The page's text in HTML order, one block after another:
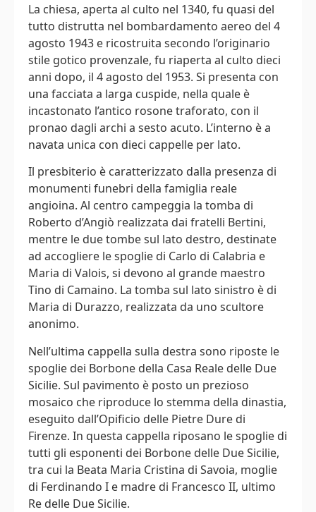
La chiesa, aperta al culto nel 1340, fu quasi del
tutto distrutta nel bombardamento aereo del 4
agosto 1943 e ricostruita secondo l’originario
stile gotico provenzale, fu riaperta al culto dieci
anni dopo, il 4 agosto del 1953. Si presenta con
una facciata a larga cuspide, nella quale è
incastonato l’antico rosone traforato, con il
pronao dagli archi a sesto acuto. L’interno è a
navata unica con dieci cappelle per lato.
Il presbiterio è caratterizzato dalla presenza di
monumenti funebri della famiglia reale
angioina. Al centro campeggia la tomba di
Roberto d’Angiò realizzata dai fratelli Bertini,
mentre le due tombe sul lato destro, destinate
ad accogliere le spoglie di Carlo di Calabria e
Maria di Valois, si devono al grande maestro
Tino di Camaino. La tomba sul lato sinistro è di
Maria di Durazzo, realizzata da uno scultore
anonimo.
Nell’ultima cappella sulla destra sono riposte le
spoglie dei Borbone della Casa Reale delle Due
Sicilie. Sul pavimento è posto un prezioso
mosaico che riproduce lo stemma della dinastia,
eseguito dall’Opificio delle Pietre Dure di
Firenze. In questa cappella riposano le spoglie di
tutti gli esponenti dei Borbone delle Due Sicilie,
tra cui la Beata Maria Cristina di Savoia, moglie
di Ferdinando I e madre di Francesco II, ultimo
Re delle Due Sicilie.